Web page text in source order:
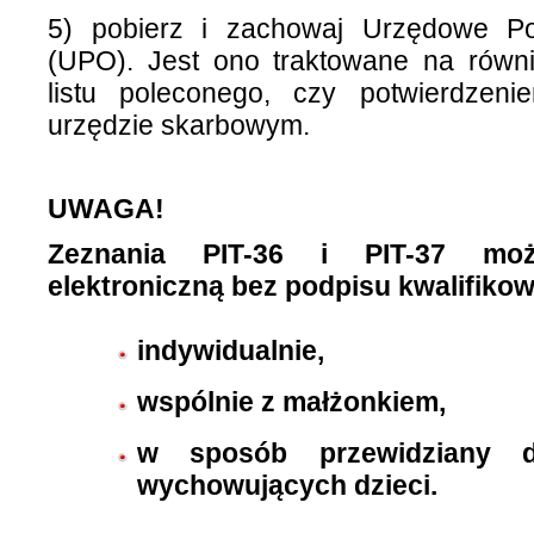
5) pobierz i zachowaj Urzędowe
(UPO). Jest ono traktowane na
listu poleconego, czy
urzędzie skarbowym.
UWAGA!
Zeznania PIT-36 i PIT-37
elektroniczną bez podpisu
indywidualnie,
wspólnie z małżonkiem,
w sposób przewidziany
wychowujących dzieci.